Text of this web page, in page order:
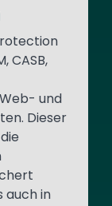
CASB,
und
Dieser
auch in